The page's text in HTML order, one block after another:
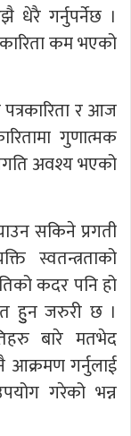
धेरै गर्नुपर्नेछ ।
कम भएको
पत्रकारिता र आज
गुणात्मक
अवश्य भएको
सकिने प्रगती
स्वतन्त्रताको
कदर पनि हो
हुुन जरुरी छ ।
बारे मतभेद
आक्रमण गर्नुलाई
गरेको भन्न